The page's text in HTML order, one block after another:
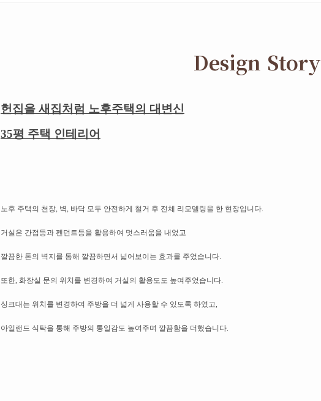
Design Story
헌집을 새집처럼 노후주택의 대변신
35평 주택 인테리어
노후 주택의 천장, 벽, 바닥 모두 안전하게 철거 후 전체 리모델링을 한 현장입니다.
거실은 간접등과 펜던트등을 활용하여 멋스러움을 내었고
깔끔한 톤의 벽지를 통해 깔끔하면서 넓어보이는 효과를 주었습니다.
​또한, 화장실 문의 위치를 변경하여 거실의 활용도도 높여주었습니다.
싱크대는 위치를 변경하여 주방을 더 넓게 사용할 수 있도록 하였고,
아일랜드 식탁을 통해 주방의 통일감도 높여주며 깔끔함을 더했습니다.